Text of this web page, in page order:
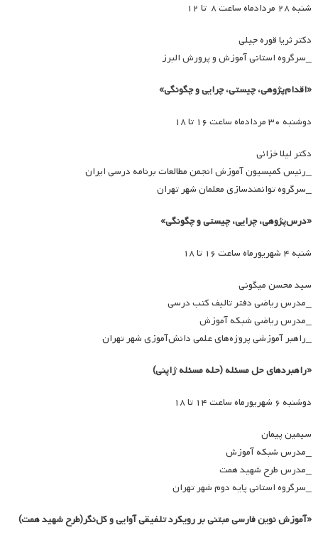
شنبه ۲۸ مردادماه ساعت ۸ تا ۱۲
دکتر ثریا قوره جیلی
_سرگروه استانی آموزش و پرورش البرز
«اقدام‌پژوهی، چیستی، چرایی و چگونگی»
دوشنبه ۳۰ مردادماه ساعت ۱۶ تا ۱۸
دکتر لیلا خزائی
_رئیس کمیسیون آموزش انجمن مطالعات برنامه درسی ایران
_سرگروه توانمندسازی معلمان شهر تهران
«درس‌پژوهی، چرایی، چیستی و چگونگی»
شنبه ۴ شهریورماه ساعت ۱۶ تا ۱۸
سید محسن میگونی
_مدرس ریاضی دفتر تالیف کتب درسی
_مدرس ریاضی شبکه آموزش
_راهبر آموزشی پروژه‌های علمی دانش‌آموزی شهر تهران
«راهبردهای حل مسئله (حله مسئله ژاپنی)
دوشنبه ۶ شهریورماه ساعت ۱۴ تا ۱۸
سیمین پیمان
_مدرس شبکه آموزش
_مدرس طرح شهید همت
_سرگروه استانی پایه دوم شهر تهران
«آموزش نوین فارسی مبتنی بر رویکرد تلفیقی آوایی و کل‌نگر(طرح شهید همت)